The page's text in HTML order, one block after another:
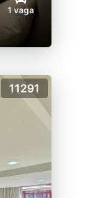
1 vaga
11291